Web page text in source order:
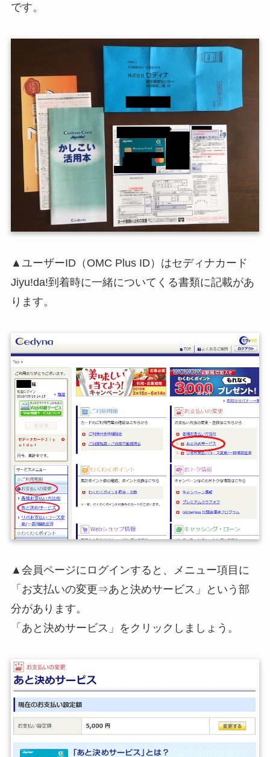
です。
▲ユーザーID（OMC Plus ID）はセディナカード
Jiyu!da!到着時に一緒についてくる書類に記載があ
ります。
▲会員ページにログインすると、メニュー項目に
「お支払いの変更⇒あと決めサービス」という部
分があります。
「あと決めサービス」をクリックしましょう。